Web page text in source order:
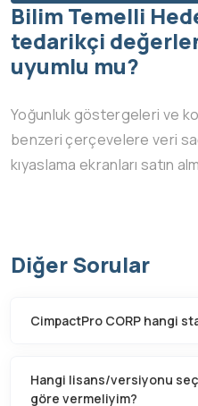
Bilim Temelli
tedarikçi
uyumlu mu?
Yoğunluk göstergeleri ve
benzeri çerçevelere veri
kıyaslama ekranları satın
Diğer Sorular
CimpactPro CORP hangi
Hangi lisans/versiyonu
göre vermeliyim?